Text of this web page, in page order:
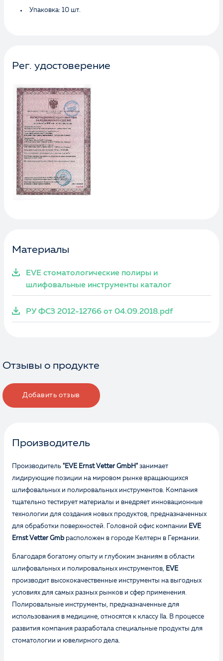
Упаковка: 10 шт.
Рег. удостоверение
Материалы
EVE стоматологические полиры и
шлифовальные инструменты каталог
РУ ФСЗ 2012-12766 от 04.09.2018.pdf
Отзывы о продукте
Добавить отзыв
Производитель
Производитель "EVE Ernst Vetter GmbH" занимает
лидирующие позиции на мировом рынке вращающихся
шлифовальных и полировальных инструментов. Компания
тщательно тестирует материалы и внедряет инновационные
технологии для создания новых продуктов, предназначенных
для обработки поверхностей. Головной офис компании EVE
Ernst Vetter Gmb расположен в городе Келтерн в Германии.
Благодаря богатому опыту и глубоким знаниям в области
шлифовальных и полировальных инструментов, EVE
производит высококачественные инструменты на выгодных
условиях для самых разных рынков и сфер применения.
Полировальные инструменты, предназначенные для
использования в медицине, относятся к классу IIa. В процессе
развития компания разработала специальные продукты для
стоматологии и ювелирного дела.